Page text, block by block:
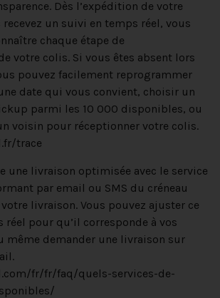
Dès l’expédition de votre
un suivi en temps réel, vous
chaque étape de
votre colis. Si vous êtes absent lors
pouvez facilement reprogrammer
date qui vous convient, choisir un
parmi les 10 000 disponibles, ou
voisin pour réceptionner votre colis.
trace
une livraison optimisée avec le service
par email ou SMS du créneau
livraison. Vous pouvez ajuster ce
réel pour qu’il corresponde à vos
demander une livraison sur
fr/fr/faq/quels-services-de-